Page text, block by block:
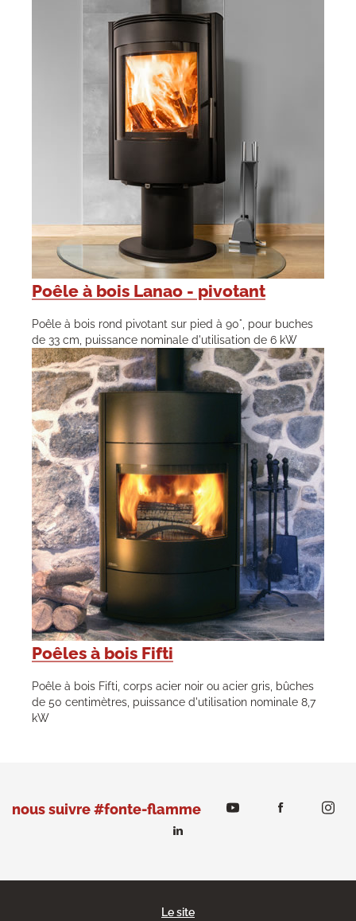
Poêle à bois Lanao - pivotant
Poêle à bois rond pivotant sur pied à 90°, pour buches
de 33 cm, puissance nominale d'utilisation de 6 kW
Poêles à bois Fifti
Poêle à bois Fifti, corps acier noir ou acier gris, bûches
de 50 centimètres, puissance d'utilisation nominale 8,7
kW
nous suivre #fonte-flamme
Le site